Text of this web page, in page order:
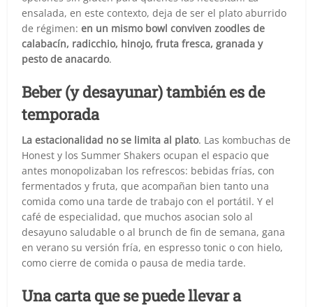
ensalada, en este contexto, deja de ser el plato aburrido
de régimen:en un mismo bowl conviven zoodles de
calabacín, radicchio, hinojo, fruta fresca, granada y
pesto de anacardo.
Beber (y desayunar) también es de
temporada
La estacionalidad no se limita al plato. Las kombuchas de
Honest y los Summer Shakers ocupan el espacio que
antes monopolizaban los refrescos: bebidas frías, con
fermentados y fruta, que acompañan bien tanto una
comida como una tarde de trabajo con el portátil. Y el
café de especialidad, que muchos asocian solo al
desayuno saludable o al brunch de fin de semana, gana
en verano su versión fría, en espresso tonic o con hielo,
como cierre de comida o pausa de media tarde.
Una carta que se puede llevar a